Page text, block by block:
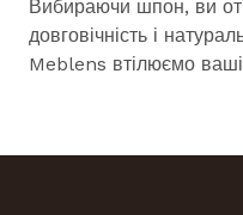
Вибираючи шпон, ви
довговічність і
Meblens втілюємо ваші